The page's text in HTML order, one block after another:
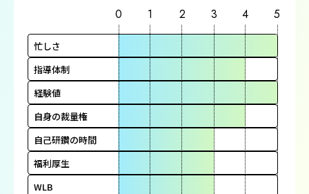
0 1 2 3 4 5
忙しさ
指導体制
経験値
自身の裁量権
自己研鑽の時間
福利厚生
WLB